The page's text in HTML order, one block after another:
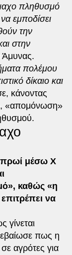
πληθυσμό
εμποδίσει
την
στην
Άμυνας.
πολέμου
δίκαιο και
κάνοντας
«απομόνωση»
πρωί μέσω X
καθώς «η
να
γίνεται
πως η
αγρότες για